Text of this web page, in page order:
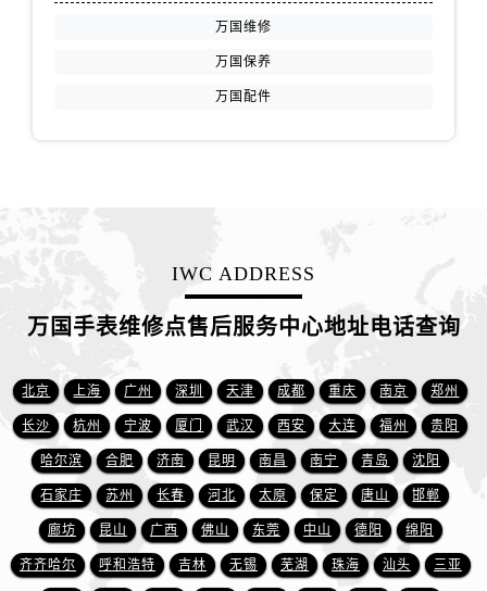
江苏省扬州市邗江区国展路29号星耀天地写字楼1号楼18层1803室万国售后服务中心（需提前预约）
江西省抚州市临川区赣东大道万国售后服务中心（需提前预约）
江西省赣州市章贡区文清路万国售后服务中心（需提前预约）
江西省吉安市吉州区井冈山大道万国售后服务中心（需提前预约）
江西省景德镇市珠山区珠山中路万国售后服务中心（需提前预约）
江西省九江市浔阳区浔阳路万国售后服务中心（需提前预约）
江西省南昌市红谷滩新区红谷中大道998号绿地双子塔（中央广场）A1座办公楼14层1407室万国售后服务中心（需提前预约）
江西省萍乡市安源区萍安北大道与康庄路交叉口万国售后服务中心（需提前预约）
万国维修
万国保养
万国配件
IWC ADDRESS
万国手表维修点售后服务中心地址电话查询
北京 上海 广州 深圳 天津 成都 重庆 南京 郑州
长沙 杭州 宁波 厦门 武汉 西安 大连 福州 贵阳
哈尔滨 合肥 济南 昆明 南昌 南宁 青岛 沈阳
石家庄 苏州 长春 河北 太原 保定 唐山 邯郸
廊坊 昆山 广西 佛山 东莞 中山 德阳 绵阳
齐齐哈尔 呼和浩特 吉林 无锡 芜湖 珠海 汕头 三亚